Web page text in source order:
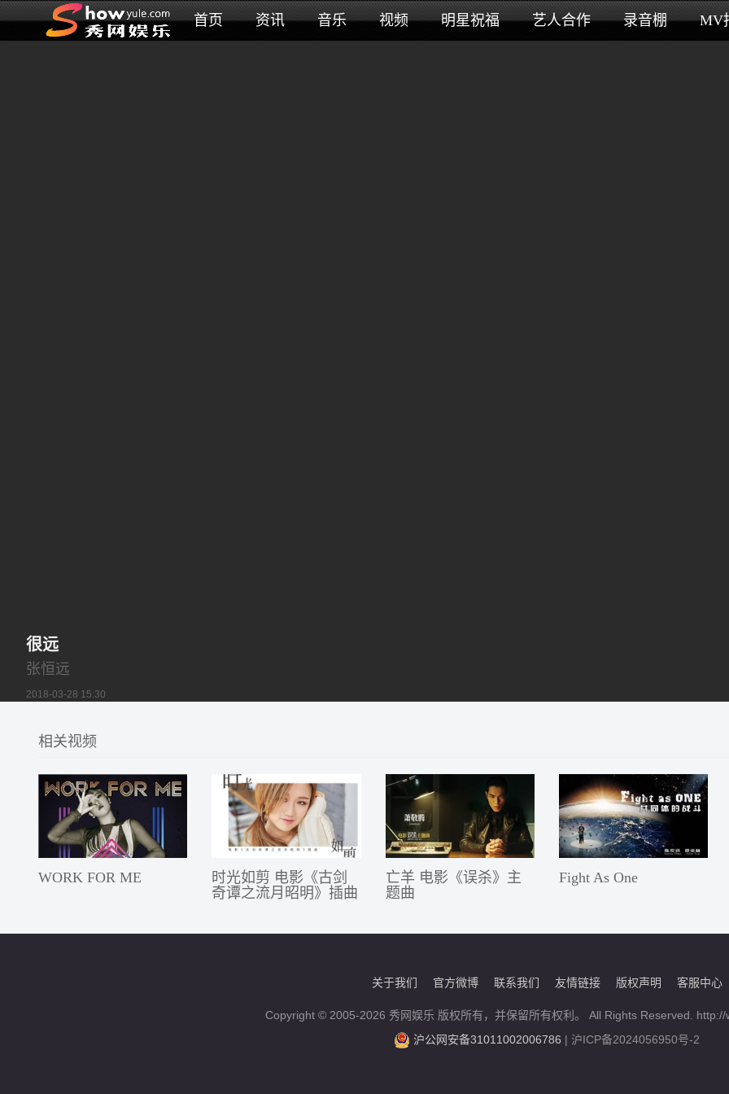
首页 资讯 音乐 视频 明星祝福 艺人合作 录音棚 MV
很远
张恒远
2018-03-28 15:30
相关视频
WORK FOR ME
时光如剪 电影《古剑
奇谭之流月昭明》插曲
亡羊 电影《误杀》主
题曲
Fight As One
关于我们 官方微博 联系我们 友情链接 版权声明 客服中心
Copyright © 2005-2026 秀网娱乐 版权所有，并保留所有权利。 All Rights Reserved. http://
沪公网安备31011002006786 | 沪ICP备2024056950号-2